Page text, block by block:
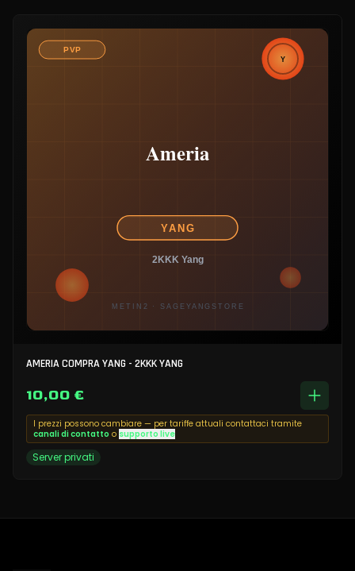
AMERIA COMPRA YANG - 2KKK YANG
10,00 €
I prezzi possono cambiare — per tariffe attuali contattaci tramite
canali di contatto o supporto live
Server privati